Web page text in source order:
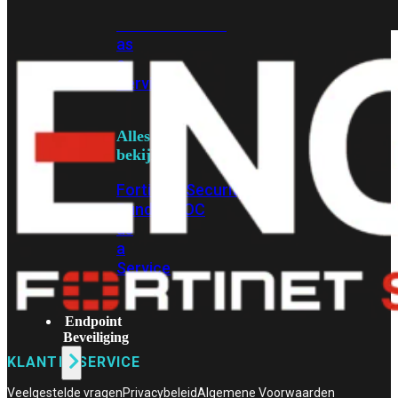
as
a
Service
Alles
bekijken
FortiCare Security
Bundels
SOC
as
a
Service
Endpoint
Beveiliging
KLANTENSERVICE
Veelgestelde vragenPrivacybeleidAlgemene Voorwaarden